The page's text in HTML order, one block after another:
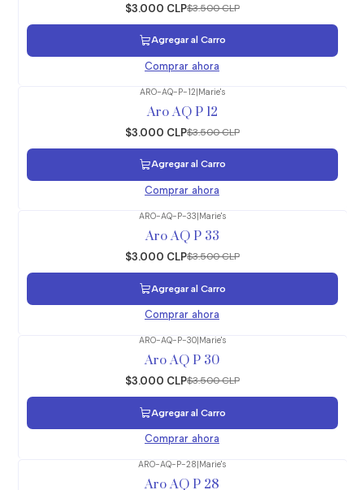
$3.000 CLP$3.500 CLP
Agregar al Carro
Comprar ahora
ARO-AQ-P-12|Marie's
Aro AQ P 12
$3.000 CLP$3.500 CLP
Agregar al Carro
Comprar ahora
ARO-AQ-P-33|Marie's
Aro AQ P 33
$3.000 CLP$3.500 CLP
Agregar al Carro
Comprar ahora
ARO-AQ-P-30| Marie's
Aro AQ P 30
$3.000 CLP$3.500 CLP
Agregar al Carro
Comprar ahora
ARO-AQ-P-28 Marie's
Aro AQ P 28